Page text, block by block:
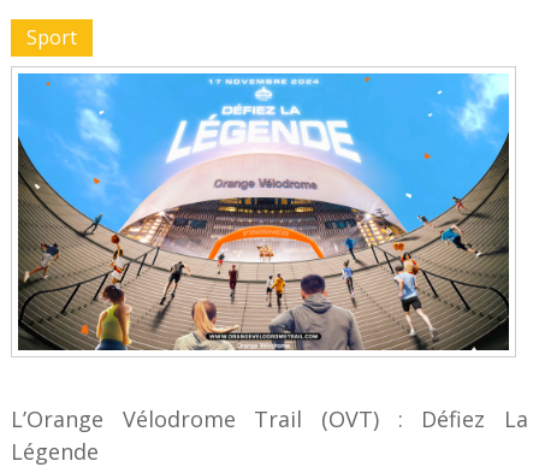
Sport
L’Orange Vélodrome Trail (OVT) : Défiez La
Légende